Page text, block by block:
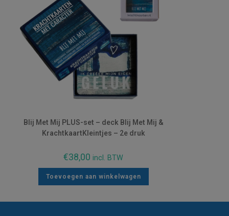
Blij Met Mij PLUS-set – deck Blij Met Mij &
KrachtkaartKleintjes – 2e druk
€38,00 incl. BTW
Toevoegen aan winkelwagen